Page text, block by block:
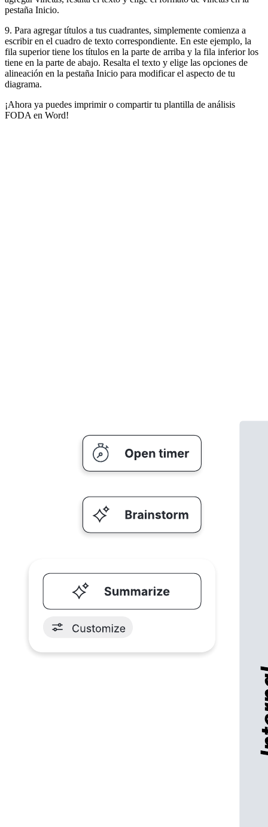
pestaña Inicio.
9. Para agregar títulos a tus cuadrantes, simplemente comienza a
escribir en el cuadro de texto correspondiente. En este ejemplo, la
fila superior tiene los títulos en la parte de arriba y la fila inferior los
tiene en la parte de abajo. Resalta el texto y elige las opciones de
alineación en la pestaña Inicio para modificar el aspecto de tu
diagrama.
¡Ahora ya puedes imprimir o compartir tu plantilla de análisis
FODA en Word!